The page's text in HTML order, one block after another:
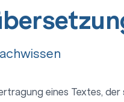
eines Textes,